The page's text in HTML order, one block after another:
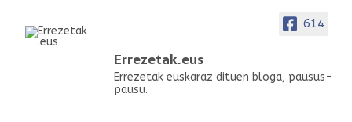
614
Errezetak.eus
Errezetak euskaraz dituen bloga, pausus-
pausu.